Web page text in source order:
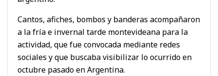
Cantos, afiches, bombos y banderas acompañaron
a la fría e invernal tarde montevideana para la
actividad, que fue convocada mediante redes
sociales y que buscaba visibilizar lo ocurrido en
octubre pasado en Argentina.